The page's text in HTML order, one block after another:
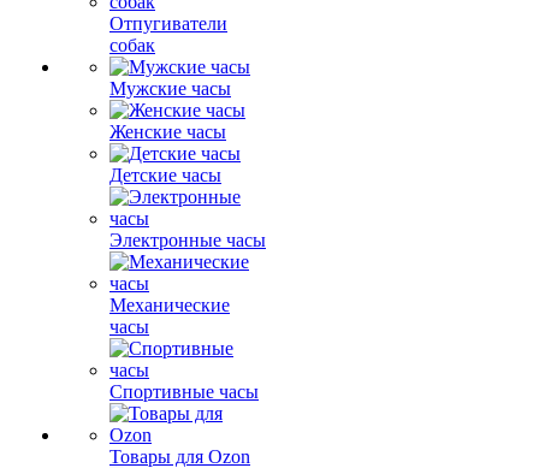
Отпугиватели
собак
Мужские часы
Женские часы
Детские часы
Электронные часы
Механические
часы
Спортивные часы
Товары для Ozon